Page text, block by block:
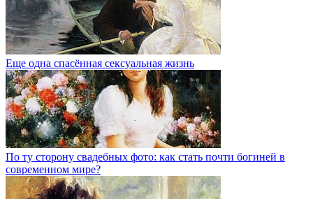
Еще одна спасённая сексуальная жизнь
По ту сторону свадебных фото: как стать почти богиней в
современном мире?